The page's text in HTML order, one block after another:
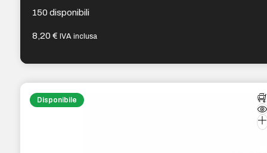
150 disponibili
8,20€ IVA inclusa
Disponibile